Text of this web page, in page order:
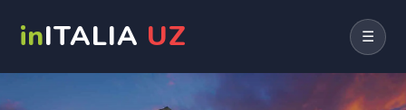
inITALIA UZ ☰